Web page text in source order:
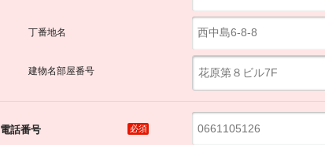
丁番地名
建物名部屋番号
電話番号 必須